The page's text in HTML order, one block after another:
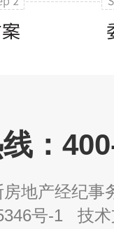
：
地产经纪事
号-1 技术